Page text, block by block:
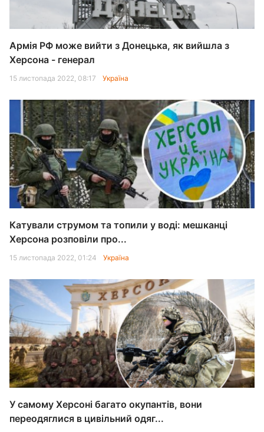
Армія РФ може вийти з Донецька, як вийшла з
Херсона - генерал
15 листопада 2022, 08:17 Україна
Катували струмом та топили у воді: мешканці
Херсона розповіли про...
15 листопада 2022, 01:24 Україна
У самому Херсоні багато окупантів, вони
переодяглися в цивільний одяг...